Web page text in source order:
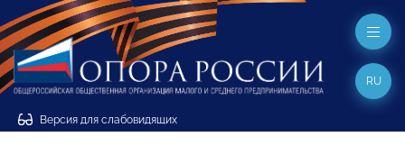
Версия для слабовидящих
RU